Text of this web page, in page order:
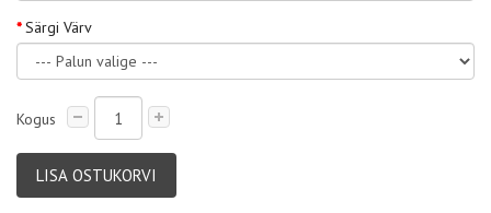
Särgi Värv
Kogus
LISA OSTUKORVI